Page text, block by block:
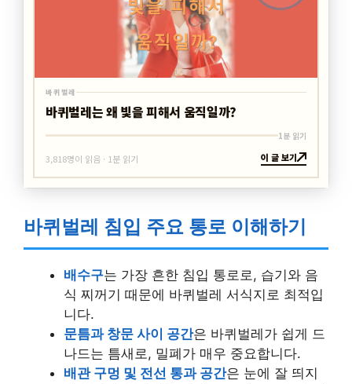
바퀴벌레
바퀴벌레는 왜 빛을 피해서 움직일까?
1분 읽기
3,818명이 읽음 · 1분 읽기 이 글 보기
바퀴벌레 침입 주요 통로 이해하기
배수구는 가장 흔한 침입 통로로, 습기와 음
식 찌꺼기 때문에 바퀴벌레 서식지로 최적입
니다.
문틈과 창문 사이 공간은 바퀴벌레가 쉽게 드
나드는 틈새로, 밀폐가 매우 중요합니다.
배관 구멍 및 전선 통과 공간은 눈에 잘 띄지